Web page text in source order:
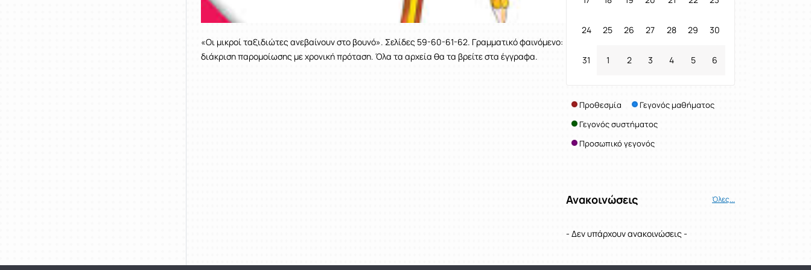
«Οι μικροί ταξιδιώτες ανεβαίνουν στο βουνό». Σελίδες 59-60-61-62. Γραμματικό φαινόμενο:
διάκριση παρομοίωσης με χρονική πρόταση. Όλα τα αρχεία θα τα βρείτε στα έγγραφα.
24 25 26 27 28 29 30
31 1 2 3 4 5 6
Προθεσμία
Γεγονός μαθήματος
Γεγονός συστήματος
Προσωπικό γεγονός
Ανακοινώσεις Όλες...
- Δεν υπάρχουν ανακοινώσεις -